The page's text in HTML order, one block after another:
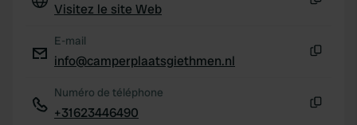
Visitez le site Web
E-mail
info@camperplaatsgiethmen.nl
Numéro de téléphone
+31623446490